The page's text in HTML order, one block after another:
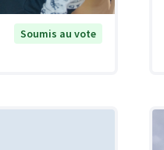
Soumis au vote